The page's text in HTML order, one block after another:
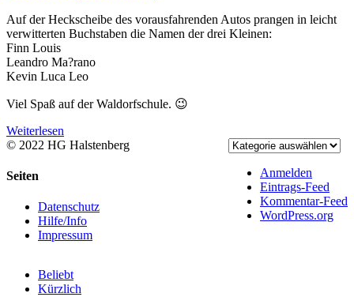
Auf der Heckscheibe des vorausfahrenden Autos prangen in leicht
verwitterten Buchstaben die Namen der drei Kleinen:
Finn Louis
Leandro Ma?rano
Kevin Luca Leo
Viel Spaß auf der Waldorfschule. 😉
Weiterlesen
Anmelden
Eintrags-Feed
Kommentar-Feed
WordPress.org
© 2022 HG Halstenberg
Toggle
Area
Seiten
Datenschutz
Hilfe/Info
Impressum
Beliebt
Kürzlich